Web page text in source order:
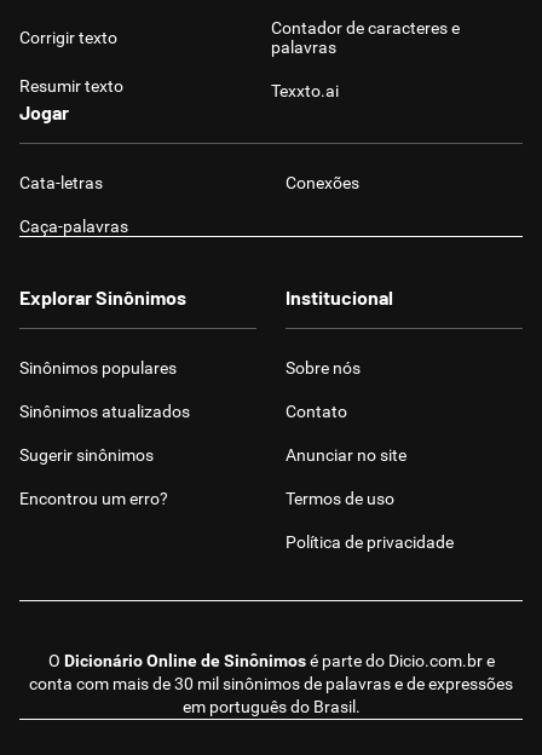
Sinônimos
Corrigir texto
Resumir texto
Contador de caracteres e
palavras
Texxto.ai
Jogar
Cata-letras Conexões
Caça-palavras
O Dicionário Online de Sinônimosé parte do Dicio.com.bre
conta com mais de 30 mil sinônimos de palavras e de expressões
em português do Brasil.
Explorar Sinônimos
Sinônimos populares
Sinônimos atualizados
Sugerir sinônimos
Encontrou um erro?
Institucional
Sobre nós
Contato
Anunciar no site
Termos de uso
Política de privacidade